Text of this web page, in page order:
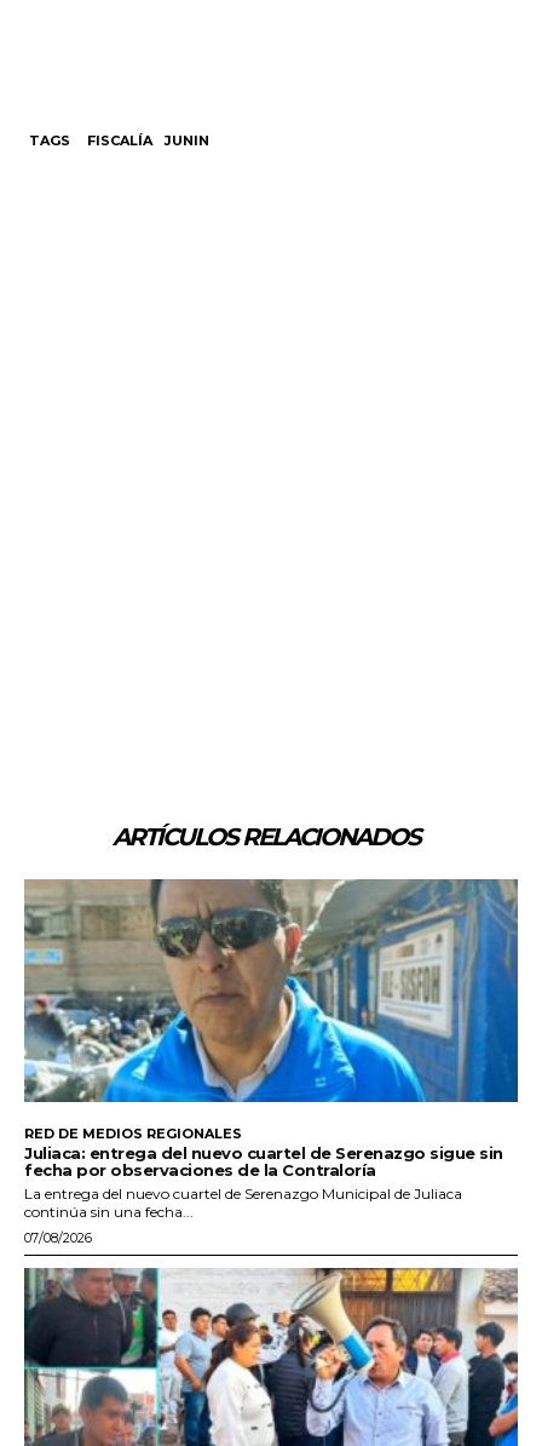
TAGS FISCALÍA JUNIN
ARTÍCULOS RELACIONADOS
RED DE MEDIOS REGIONALES
Juliaca: entrega del nuevo cuartel de Serenazgo sigue sin
fecha por observaciones de la Contraloría
La entrega del nuevo cuartel de Serenazgo Municipal de Juliaca
continúa sin una fecha...
07/08/2026